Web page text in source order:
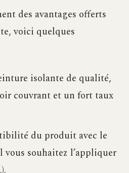
des avantages offerts
voici quelques
isolante de qualité,
couvrant et un fort taux
du produit avec le
souhaitez l’appliquer